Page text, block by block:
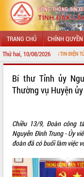
TRANG CHỦ CHÍNH QUYỀN
Thứ hai, 10/08/2026
THÔNG TIN ĐIỆN TỬ TỈNH ĐẮK LẮK
LÃNH ĐẠO UBND TỈNH
SỞ, BAN, NGÀNH
THÔNG TIN CHỈ ĐẠO ĐIỀU HÀNH
Bí thư Tỉnh ủy
Thường vụ Huyện ủy
Chiều 13/9, Đoàn công
Nguyễn Đình Trung - Ủy
đoàn đã có buổi làm việc